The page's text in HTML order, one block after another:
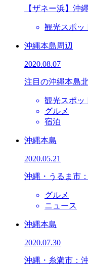
【ザネー浜】沖
観光スポッ
沖縄本島周辺
2020.08.07
注目の沖縄本島
観光スポッ
グルメ
宿泊
沖縄本島
2020.05.21
沖縄・うるま市
グルメ
ニュース
沖縄本島
2020.07.30
沖縄・糸満市：